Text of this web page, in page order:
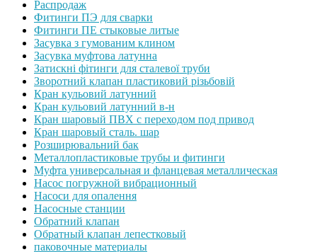
Распродаж
Фитинги ПЭ для сварки
Фитинги ПЕ стыковые литые
Засувка з гумованим клином
Засувка муфтова латунна
Затискні фітинги для сталевої труби
Зворотний клапан пластиковий різьбовій
Кран кульовий латунний
Кран кульовий латунний в-н
Кран шаровый ПВХ с переходом под привод
Кран шаровый сталь. шар
Розширювальний бак
Металлопластиковые трубы и фитинги
Муфта универсальная и фланцевая металлическая
Насос погружной вибрационный
Насоси для опалення
Насосные станции
Обратний клапан
Обратный клапан лепестковый
паковочные материалы